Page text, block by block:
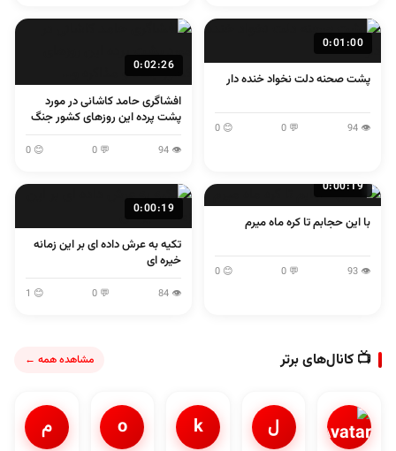
0:01:00
پشت صحنه دلت نخواد خنده دار
👁 94
💬 0
😊 0
0:02:26
افشاگری حامد کاشانی در مورد
پشت پرده این روزهای کشور جنگ
👁 94
💬 0
😊 0
0:00:19
با این حجابم تا کره ماه میرم
👁 93
💬 0
😊 0
0:00:19
تکیه به عرش داده ای بر این زمانه
خیره ای
👁 84
💬 0
😊 1
📺 کانال‌های برتر مشاهده همه ←
ل k
o م